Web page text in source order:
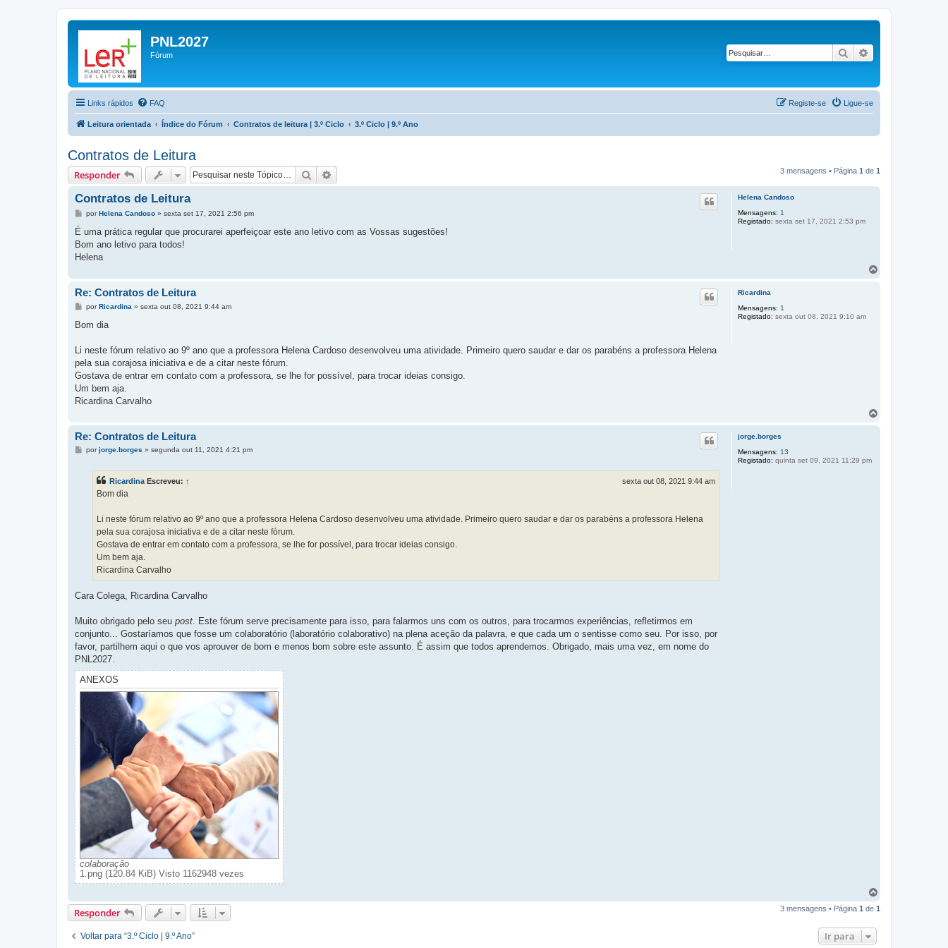
PNL2027
Fórum Pesquisar
Links rápidos FAQ Ligue-se
Registe-se
Leitura orientada Índice do Fórum Contratos de leitura | 3.º Ciclo 3.º Ciclo | 9.º Ano
Contratos de Leitura
Responder Pesquisar 3 mensagens • Página 1 de 1
Helena Candoso
Mensagens: 1
Registado: sexta set 17, 2021 2:53 pm
Contratos de Leitura
M
n
a
g
porHelena Candoso» sexta set 17, 2021 2:56 pm
É uma prática regular que procurarei aperfeiçoar este ano letivo com as Vossas sugestões!
Bom ano letivo para todos!
Helena
Ricardina
Mensagens: 1
Registado: sexta out 08, 2021 9:10 am
Re: Contratos de Leitura
M
n
g
m
porRicardina » sexta out 08, 2021 9:44 am
Bom dia
Li neste fórum relativo ao 9º ano que a professora Helena Cardoso desenvolveu uma atividade. Primeiro quero saudar e dar os parabéns a professora Helena
pela sua corajosa iniciativa e de a citar neste fórum.
Gostava de entrar em contato com a professora, se lhe for possível, para trocar ideias consigo.
Um bem aja.
Ricardina Carvalho
jorge.borges
Mensagens: 13
Registado: quinta set 09, 2021 11:29 pm
Re: Contratos de Leitura
Mporjorge.borges » segunda out 11, 2021 4:21 pm
RicardinaEscreveu: ↑ sexta out 08, 2021 9:44 am
Bom dia
Li neste fórum relativo ao 9º ano que a professora Helena Cardoso desenvolveu uma atividade. Primeiro quero saudar e dar os parabéns a professora Helena
pela sua corajosa iniciativa e de a citar neste fórum.
Gostava de entrar em contato com a professora, se lhe for possível, para trocar ideias consigo.
Um bem aja.
Ricardina Carvalho
Cara Colega, Ricardina Carvalho
Muito obrigado pelo seu post . Este fórum serve precisamente para isso, para falarmos uns com os outros, para trocarmos experiências, refletirmos em
conjunto... Gostaríamos que fosse um colaboratório (laboratório colaborativo) na plena aceção da palavra, e que cada um o sentisse como seu. Por isso, por
favor, partilhem aqui o que vos aprouver de bom e menos bom sobre este assunto. É assim que todos aprendemos. Obrigado, mais uma vez, em nome do
PNL2027.
ANEXOS
colaboração
1.png (120.84 KiB) Visto 1162948 vezes
p
Responder 3 mensagens • Página 1 de 1
Voltar para “3.º Ciclo | 9.º Ano” Ir para